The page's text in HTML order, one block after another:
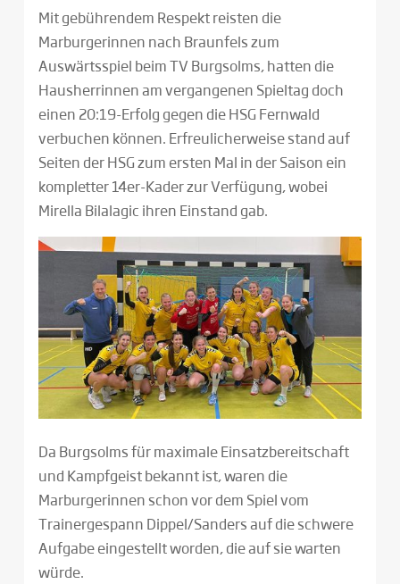
Mit gebührendem Respekt reisten die
Marburgerinnen nach Braunfels zum
Auswärtsspiel beim TV Burgsolms, hatten die
Hausherrinnen am vergangenen Spieltag doch
einen 20:19-Erfolg gegen die HSG Fernwald
verbuchen können. Erfreulicherweise stand auf
Seiten der HSG zum ersten Mal in der Saison ein
kompletter 14er-Kader zur Verfügung, wobei
Mirella Bilalagic ihren Einstand gab.
Da Burgsolms für maximale Einsatzbereitschaft
und Kampfgeist bekannt ist, waren die
Marburgerinnen schon vor dem Spiel vom
Trainergespann Dippel/Sanders auf die schwere
Aufgabe eingestellt worden, die auf sie warten
würde.